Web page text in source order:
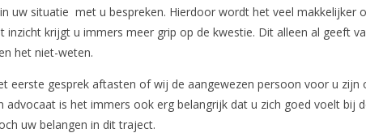
uw situatie met u bespreken. Hierdoor wordt het veel makkelijker
inzicht krijgt u immers meer grip op de kwestie. Dit alleen al geeft
het niet-weten.
eerste gesprek aftasten of wij de aangewezen persoon voor u
advocaat is het immers ook erg belangrijk dat u zich goed voelt bij
uw belangen in dit traject.